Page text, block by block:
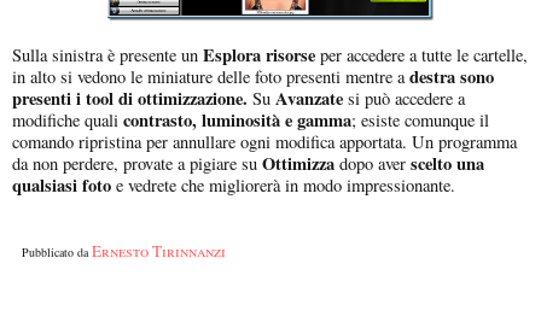
Sulla sinistra è presente un Esplora risorse per accedere a tutte le cartelle,
in alto si vedono le miniature delle foto presenti mentre a destra sono
presenti i tool di ottimizzazione. Su Avanzate si può accedere a
modifiche quali contrasto, luminosità e gamma; esiste comunque il
comando ripristina per annullare ogni modifica apportata. Un programma
da non perdere, provate a pigiare su Ottimizza dopo aver scelto una
qualsiasi foto e vedrete che migliorerà in modo impressionante.
Pubblicato da Ernesto Tirinnanzi